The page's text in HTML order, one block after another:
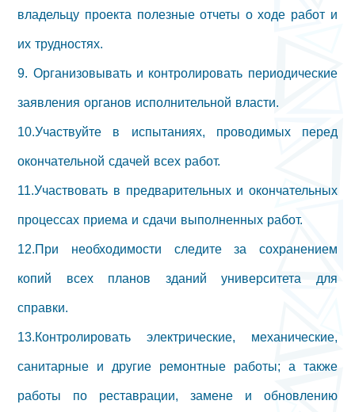
владельцу проекта полезные отчеты о ходе работ и
их трудностях.
9. Организовывать и контролировать периодические
заявления органов исполнительной власти.
10.Участвуйте в испытаниях, проводимых перед
окончательной сдачей всех работ.
11.Участвовать в предварительных и окончательных
процессах приема и сдачи выполненных работ.
12.При необходимости следите за сохранением
копий всех планов зданий университета для
справки.
13.Контролировать электрические, механические,
санитарные и другие ремонтные работы; а также
работы по реставрации, замене и обновлению